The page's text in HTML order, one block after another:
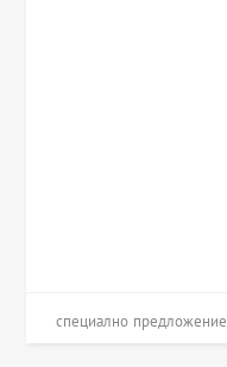
специално предложение